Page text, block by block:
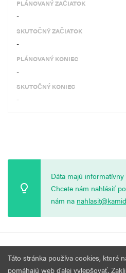
PLÁNOVANÝ ZAČIATOK
-
SKUTOČNÝ ZAČIATOK
-
PLÁNOVANÝ KONIEC
-
SKUTOČNÝ KONIEC
-
Dáta majú
Chcete nám nahlásiť
nám na
Všetky práva vyhradené.
Táto stránka používa cookies, ktoré
pomáhajú web ďalej vylepšovať.